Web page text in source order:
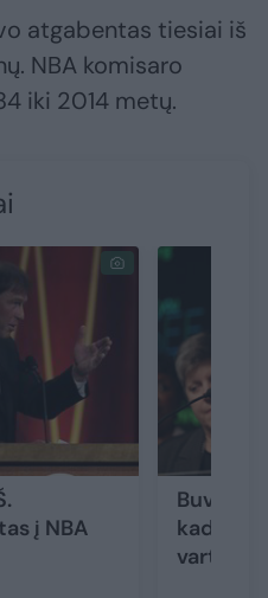
atgabentas tiesiai iš
NBA komisaro
iki 2014 metų.
į NBA
Buvęs
kad
vartoti